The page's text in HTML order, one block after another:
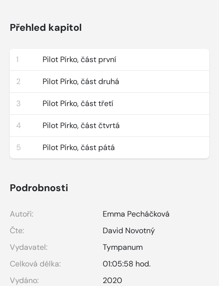
Přehled kapitol
1 Pilot Pírko, část první
2 Pilot Pírko, část druhá
3 Pilot Pírko, část třetí
4 Pilot Pírko, část čtvrtá
5 Pilot Pírko, část pátá
Podrobnosti
Autoři:
Emma Pecháčková
Čte:
David Novotný
Vydavatel:
Tympanum
Celková délka:
01:05:58 hod.
Vydáno:
2020